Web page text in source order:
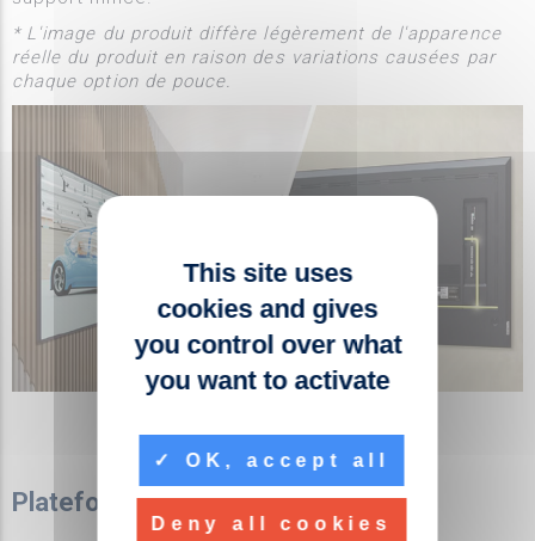
* L'image du produit diffère légèrement de l'apparence
réelle du produit en raison des variations causées par
chaque option de pouce.
Plateforme webOS pratique
This site uses
cookies and gives
you control over what
you want to activate
OK, accept all
Deny all cookies